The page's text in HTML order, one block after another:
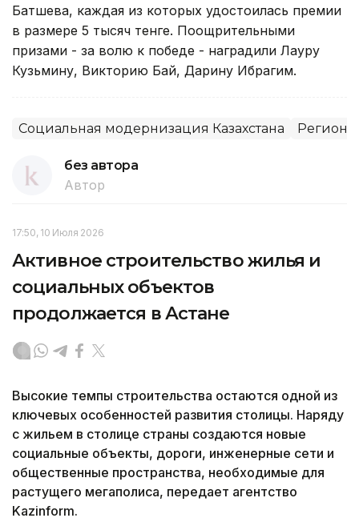
Батшева, каждая из которых удостоилась премии
в размере 5 тысяч тенге. Поощрительными
призами - за волю к победе - наградили Лауру
Кузьмину, Викторию Бай, Дарину Ибрагим.
Социальная модернизация Казахстана Регионы
без автора
Автор
17:50, 10 Июля 2026
Активное строительство жилья и
социальных объектов
продолжается в Астане
Высокие темпы строительства остаются одной из
ключевых особенностей развития столицы. Наряду
с жильем в столице страны создаются новые
социальные объекты, дороги, инженерные сети и
общественные пространства, необходимые для
растущего мегаполиса, передает агентство
Kazinform.